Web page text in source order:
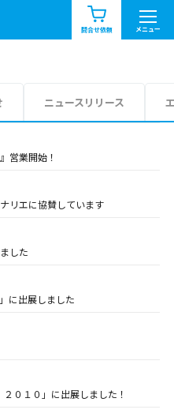
問合せ依頼 メニュー
お知らせ一覧
を見る ニュースリリース
営業開始！
リエに協賛しています
した
に出展しました
０１０」に出展しました！